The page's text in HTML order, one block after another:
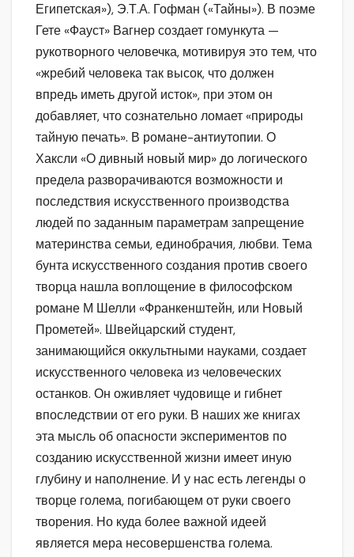
Египетская»), Э.Т.А. Гофман («Тайны»). В поэме
Гете «Фауст» Вагнер создает гомункута —
рукотворного человечка, мотивируя это тем, что
«жребий человека так высок, что должен
впредь иметь другой исток», при этом он
добавляет, что сознательно ломает «природы
тайную печать». В романе-антиутопии. О
Хаксли «О дивный новый мир» до логического
предела разворачиваются возможности и
последствия искусственного производства
людей по заданным параметрам запрещение
материнства семьи, единобрачия, любви. Тема
бунта искусственного создания против своего
творца нашла воплощение в философском
романе М Шелли «Франкенштейн, или Новый
Прометей». Швейцарский студент,
занимающийся оккультными науками, создает
искусственного человека из человеческих
останков. Он оживляет чудовище и гибнет
впоследствии от его руки. В наших же книгах
эта мысль об опасности экспериментов по
созданию искусственной жизни имеет иную
глубину и наполнение. И у нас есть легенды о
творце голема, погибающем от руки своего
творения. Но куда более важной идеей
является мера несовершенства голема.